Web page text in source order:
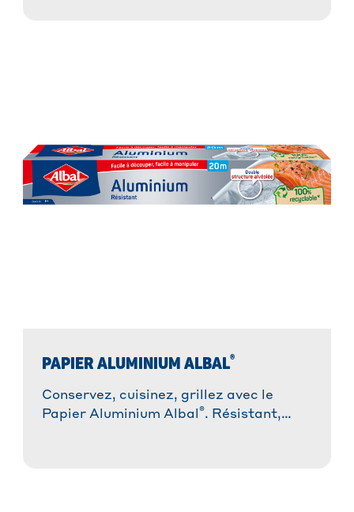
PAPIER ALUMINIUM ALBAL®
Conservez, cuisinez, grillez avec le
Papier Aluminium Albal ®. Résistant,